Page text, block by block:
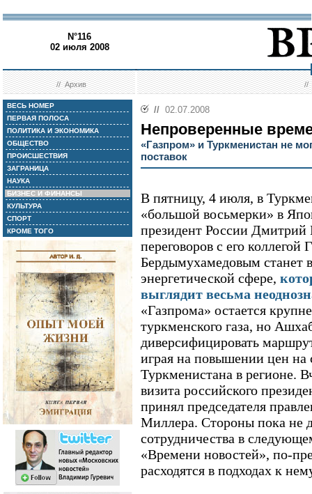
N°116
02 июля 2008
//Архив //
ВЕСЬ НОМЕР
ПЕРВАЯ ПОЛОСА
ПОЛИТИКА И ЭКОНОМИКА
ОБЩЕСТВО
ПРОИСШЕСТВИЯ
ЗАГРАНИЦА
НАУКА
БИЗНЕС И ФИНАНСЫ
КУЛЬТУРА
СПОРТ
КРОМЕ ТОГО
// 02.07.2008
Непроверенные
«Газпром» и Туркменистан не
поставок
В пятницу, 4 июля, в
«большой восьмерки» в
президент России
переговоров с его коллегой
Бердымухамедовым станет
энергетической сфере,
выглядит весьма
«Газпрома» остается
туркменского газа, но
диверсифицировать
играя на повышении цен на
Туркменистана в регионе.
визита российского
принял председателя
Миллера. Стороны пока не
сотрудничества в
«Времени новостей», по-
расходятся в подходах к